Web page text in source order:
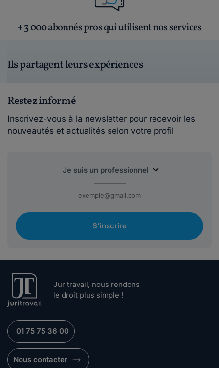
+ 3 000 abonnés pros qui utilisent nos services
Ils partagent leurs expériences
Restez informé
Inscrivez-vous à la newsletter pour recevoir les
nouveautés et actualités selon votre profil
S'inscrire
Juritravail, nous rendons
le droit plus simple !
01 75 75 36 00
Nous contacter